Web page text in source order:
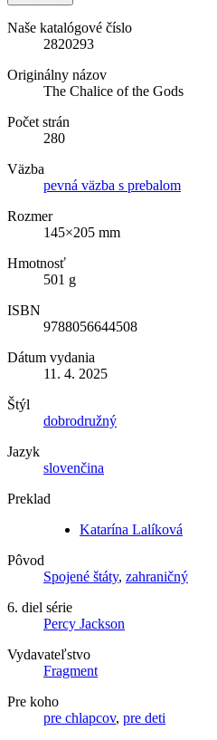
Naše katalógové číslo
2820293
Originálny názov
The Chalice of the Gods
Počet strán
280
Väzba
pevná väzba s prebalom
Rozmer
145×205 mm
Hmotnosť
501 g
ISBN
9788056644508
Dátum vydania
11. 4. 2025
Štýl
dobrodružný
Jazyk
slovenčina
Preklad
Katarína Lalíková
Pôvod
Spojené štáty, zahraničný
6. diel série
Percy Jackson
Vydavateľstvo
Fragment
Pre koho
pre chlapcov, pre deti